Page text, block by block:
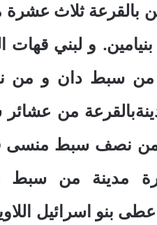
بالقرعة ثلاث
و لبني قهات
و من سبط دان و
من
من نصف سبط منسى
مدينة من
بنو اسرائيل